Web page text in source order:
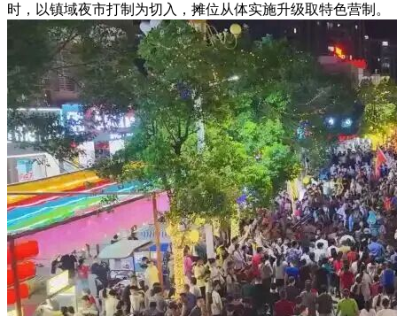
时，以镇域夜市打制为切入，摊位从体实施升级取特色营制。